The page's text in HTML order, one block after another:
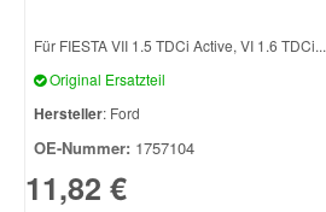
Für FIESTA VII 1.5 TDCi Active, VI 1.6 TDCi...
Original Ersatzteil
Hersteller: Ford
OE-Nummer: 1757104
11,82 €
Seat Ersatzteile
Skoda Ersatzteile
Smart Ersatzteile